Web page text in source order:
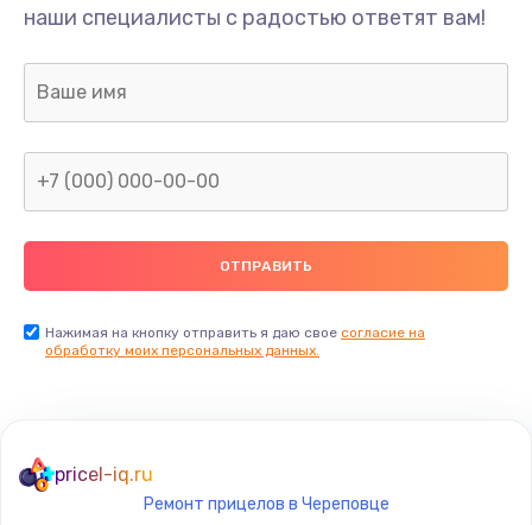
наши специалисты с радостью ответят вам!
Нажимая на кнопку отправить я даю свое согласие на
обработку моих персональных данных.
pricel-iq.ru
Ремонт прицелов в Череповце